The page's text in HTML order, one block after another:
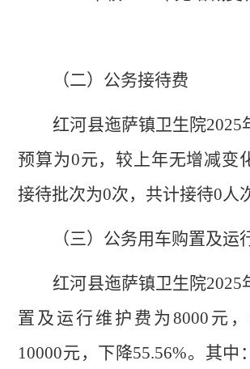
（二） 公务接待费
红河县迤萨镇卫生院2025
预算为0元，较上年无增减变
接待批次为0次，共计接待0人
（三） 公务用车购置及运
红河县迤萨镇卫生院2025
置及运行维护费 为 8000 元
10000元， 下降55.56%。 其中